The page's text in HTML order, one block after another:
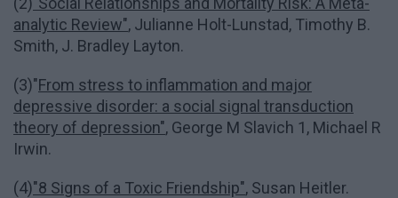
analytic Review", Julianne Holt-Lunstad, Timothy B.
Smith, J. Bradley Layton.
(3)"From stress to inflammation and major
depressive disorder: a social signal transduction
theory of depression", George M Slavich 1, Michael R
Irwin.
(4)"8 Signs of a Toxic Friendship", Susan Heitler.